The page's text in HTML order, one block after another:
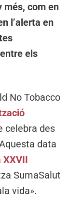
més, com en
l’alerta en
els
No Tobacco
celebra des
data
XXVII
SumaSalut
vida».